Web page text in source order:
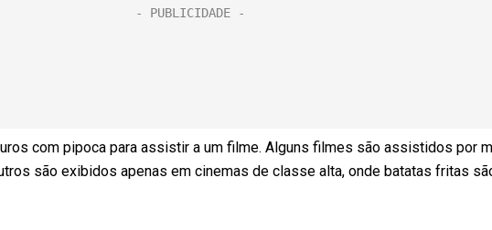
com pipoca para assistir a um filme. Alguns filmes são assistidos por
são exibidos apenas em cinemas de classe alta, onde batatas fritas